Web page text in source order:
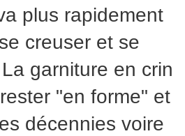
plus rapidement
creuser et se
garniture en crin
"en forme" et
décennies voire